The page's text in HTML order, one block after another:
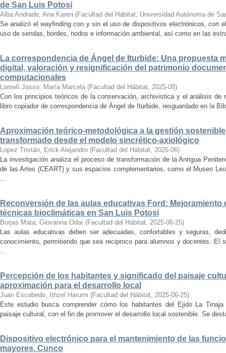
de San Luis Potosí
Alba Andrade, Ana Karen (Facultad del Hábitat, Universidad Autónoma de
Se analizó el wayfinding con y sin el uso de dispositivos electrónicos, con
uso de sendas, bordes, nodos e información ambiental, así como en las
La correspondencia de Ángel de Iturbide: Una propuesta
digital, valoración y resignificación del patrimonio
computacionales
Lomelí Jasso, María Marcela (Facultad del Hábitat, 2025-08)
Con los principios teóricos de la conservación, archivistica y el análisis de
libro copiador de correspondencia de Ángel de Iturbide, resguardado en la
Aproximación teórico-metodológica a la gestión
transformado desde el modelo sincrético-axiológico
López Tristán, Erick Alejandro (Facultad del Hábitat, 2025-06)
La investigación analiza el proceso de transformación de la Antigua
de las Artes (CEART) y sus espacios complementarios, como el Museo
...
Reconversión de las aulas educativas Ford:
técnicas bioclimáticas en San Luis Potosí
Borjas Mata, Giovanna Odaí (Facultad del Hábitat, 2025-06-25)
Las aulas educativas deben ser adecuadas, confortables y seguras,
conocimiento, permitiendo que sea reciproco para alumnos y docentes. El
...
Percepción de los habitantes y significado del paisaje
aproximación para el desarrollo local
Juan Escobedo, Ithzel Harumi (Facultad del Hábitat, 2025-06-25)
Este estudio busca comprender cómo los habitantes del Ejido La
paisaje cultural, con el fin de promover el desarrollo local sostenible. Se
Dispositivo electrónico para el mantenimiento de las
mayores. Cunco